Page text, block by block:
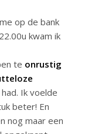
op de bank
kwam ik
te onrustig
Ik voelde
beter! En
nog maar een